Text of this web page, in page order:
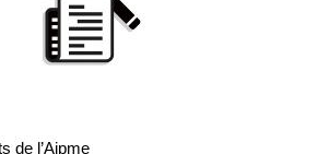
de l’Ajpme